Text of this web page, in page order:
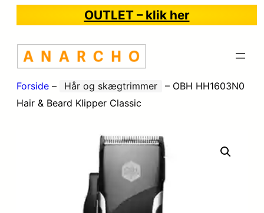
OUTLET – klik her
Forside – Hår og skægtrimmer – OBH HH1603N0
Hair & Beard Klipper Classic